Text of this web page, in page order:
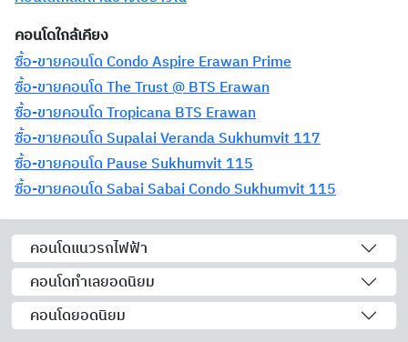
คอนโดใกล้เคียง
ซื้อ-ขายคอนโด Condo Aspire Erawan Prime
ซื้อ-ขายคอนโด The Trust @ BTS Erawan
ซื้อ-ขายคอนโด Tropicana BTS Erawan
ซื้อ-ขายคอนโด Supalai Veranda Sukhumvit 117
ซื้อ-ขายคอนโด Pause Sukhumvit 115
ซื้อ-ขายคอนโด Sabai Sabai Condo Sukhumvit 115
คอนโดแนวรถไฟฟ้า
คอนโดทำเลยอดนิยม
คอนโดยอดนิยม